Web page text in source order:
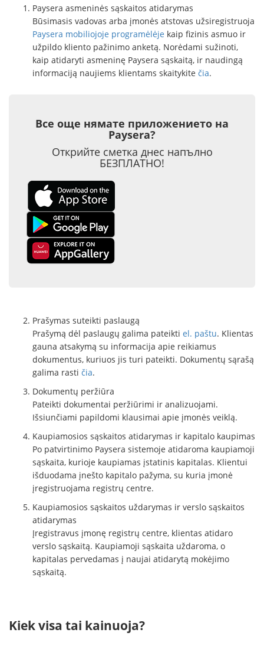
Paysera asmeninės sąskaitos atidarymas
Būsimasis vadovas arba įmonės atstovas užsiregistruoja
Paysera mobiliojoje programėlėje kaip fizinis asmuo ir
užpildo kliento pažinimo anketą. Norėdami sužinoti,
kaip atidaryti asmeninę Paysera sąskaitą, ir naudingą
informaciją naujiems klientams skaitykite čia.
Все още нямате приложението на
Paysera?
Открийте сметка днес напълно
БЕЗПЛАТНО!
Prašymas suteikti paslaugą
Prašymą dėl paslaugų galima pateikti el. paštu. Klientas
gauna atsakymą su informacija apie reikiamus
dokumentus, kuriuos jis turi pateikti. Dokumentų sąrašą
galima rasti čia.
Dokumentų peržiūra
Pateikti dokumentai peržiūrimi ir analizuojami.
Išsiunčiami papildomi klausimai apie įmonės veiklą.
Kaupiamosios sąskaitos atidarymas ir kapitalo kaupimas
Po patvirtinimo Paysera sistemoje atidaroma kaupiamoji
sąskaita, kurioje kaupiamas įstatinis kapitalas. Klientui
išduodama įnešto kapitalo pažyma, su kuria įmonė
įregistruojama registrų centre.
Kaupiamosios sąskaitos uždarymas ir verslo sąskaitos
atidarymas
Įregistravus įmonę registrų centre, klientas atidaro
verslo sąskaitą. Kaupiamoji sąskaita uždaroma, o
kapitalas pervedamas į naujai atidarytą mokėjimo
sąskaitą.
Kiek visa tai kainuoja?